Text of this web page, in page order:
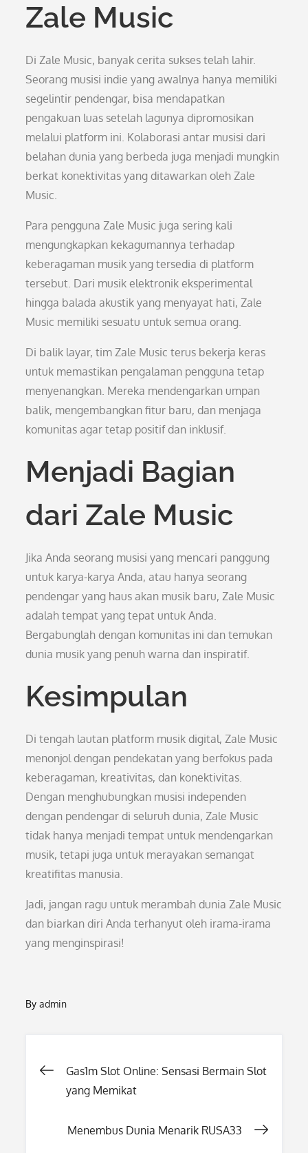
Zale Music
Di Zale Music, banyak cerita sukses telah lahir.
Seorang musisi indie yang awalnya hanya memiliki
segelintir pendengar, bisa mendapatkan
pengakuan luas setelah lagunya dipromosikan
melalui platform ini. Kolaborasi antar musisi dari
belahan dunia yang berbeda juga menjadi mungkin
berkat konektivitas yang ditawarkan oleh Zale
Music.
Para pengguna Zale Music juga sering kali
mengungkapkan kekagumannya terhadap
keberagaman musik yang tersedia di platform
tersebut. Dari musik elektronik eksperimental
hingga balada akustik yang menyayat hati, Zale
Music memiliki sesuatu untuk semua orang.
Di balik layar, tim Zale Music terus bekerja keras
untuk memastikan pengalaman pengguna tetap
menyenangkan. Mereka mendengarkan umpan
balik, mengembangkan fitur baru, dan menjaga
komunitas agar tetap positif dan inklusif.
Menjadi Bagian
dari Zale Music
Jika Anda seorang musisi yang mencari panggung
untuk karya-karya Anda, atau hanya seorang
pendengar yang haus akan musik baru, Zale Music
adalah tempat yang tepat untuk Anda.
Bergabunglah dengan komunitas ini dan temukan
dunia musik yang penuh warna dan inspiratif.
Kesimpulan
Di tengah lautan platform musik digital, Zale Music
menonjol dengan pendekatan yang berfokus pada
keberagaman, kreativitas, dan konektivitas.
Dengan menghubungkan musisi independen
dengan pendengar di seluruh dunia, Zale Music
tidak hanya menjadi tempat untuk mendengarkan
musik, tetapi juga untuk merayakan semangat
kreatifitas manusia.
Jadi, jangan ragu untuk merambah dunia Zale Music
dan biarkan diri Anda terhanyut oleh irama-irama
yang menginspirasi!
Byadmin
Post
Gas1m Slot Online: Sensasi Bermain Slot
yang Memikat
Menembus Dunia Menarik RUSA33